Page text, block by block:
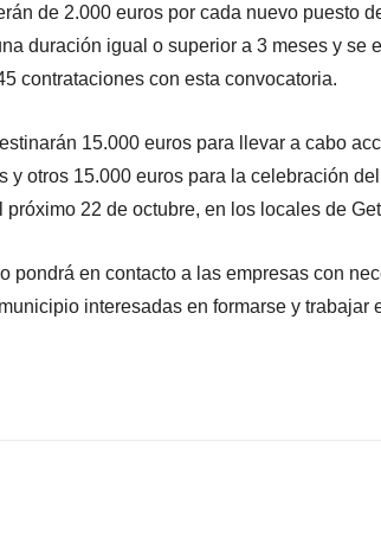
de 2.000 euros por cada nuevo puesto
duración igual o superior a 3 meses y se
contrataciones con esta convocatoria.
15.000 euros para llevar a cabo
y otros 15.000 euros para la celebración
próximo 22 de octubre, en los locales de
pondrá en contacto a las empresas con
interesadas en formarse y trabajar